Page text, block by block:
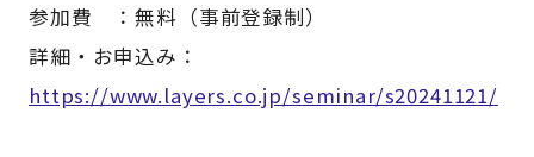
参加費 ：無料（事前登録制）
詳細・お申込み：
https://www.layers.co.jp/seminar/s20241121/